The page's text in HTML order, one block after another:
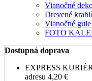
Vianočné
Drevené
Vianočné
FOTO
Dostupná doprava
EXPRESS
adresu 4,20 €